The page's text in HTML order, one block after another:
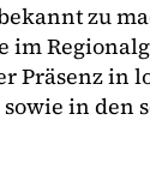
zu
im
Präsenz in
in den